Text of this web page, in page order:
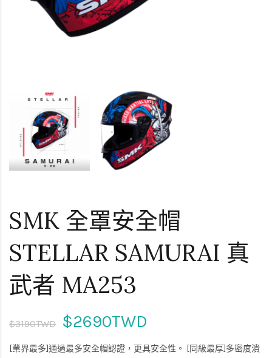
SMK 全罩安全帽
STELLAR SAMURAI 真
武者 MA253
$3190TWD $2690TWD
[業界最多]通過最多安全帽認證，更具安全性。 [同級最厚]多密度潰